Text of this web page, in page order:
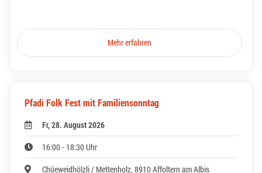
Mehr erfahren
Pfadi Folk Fest mit Familiensonntag
Fr, 28. August 2026
16:00 - 18:30 Uhr
Chüeweidhölzli / Mettenholz, 8910 Affoltern am Albis